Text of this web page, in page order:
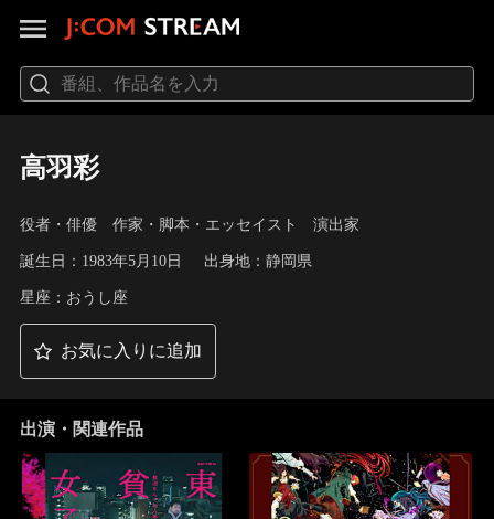
高羽彩
役者・俳優 作家・脚本・エッセイスト 演出家
誕生日：1983年5月10日 出身地：静岡県
星座：おうし座
お気に入りに追加
出演・関連作品